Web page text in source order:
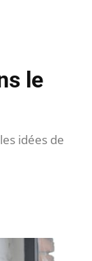
le
idées de